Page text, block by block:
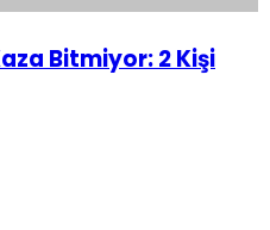
Bitmiyor: 2 Kişi